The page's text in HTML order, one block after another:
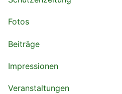
Fotos
Beiträge
Impressionen
Veranstaltungen